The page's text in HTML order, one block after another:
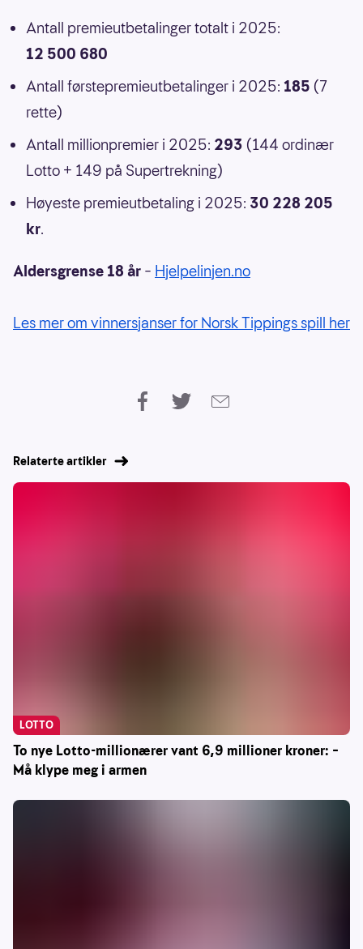
Antall premieutbetalinger totalt i 2025:
12 500 680
Antall førstepremieutbetalinger i 2025: 185 (7
rette)
Antall millionpremier i 2025: 293 (144 ordinær
Lotto + 149 på Supertrekning)
Høyeste premieutbetaling i 2025: 30 228 205
kr.
Aldersgrense 18 år – Hjelpelinjen.no
Les mer om vinnersjanser for Norsk Tippings spill her
Relaterte artikler
To nye Lotto-millionærer vant 6,9 millioner kroner: –
Må klype meg i armen
LOTTO